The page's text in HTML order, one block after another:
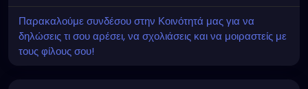
Παρακαλούμε συνδέσου στην Κοινότητά μας για να
δηλώσεις τι σου αρέσει, να σχολιάσεις και να μοιραστείς με
τους φίλους σου!